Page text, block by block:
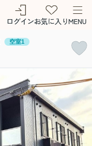
ログインお気に入りMENU
空室1